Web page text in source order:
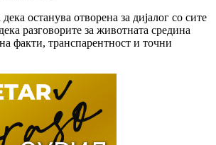
останува отворена за дијалог со сите
разговорите за животната средина
факти, транспарентност и точни